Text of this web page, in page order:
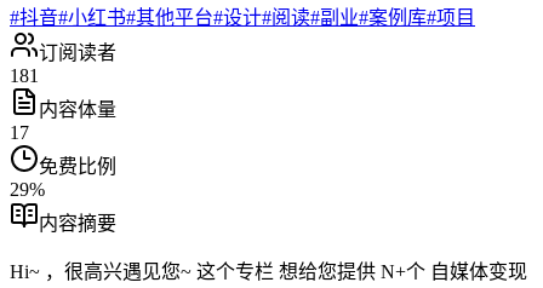
#抖音#小红书#其他平台#设计#阅读#副业#案例库#项目
订阅读者
181
内容体量
17
免费比例
29%
内容摘要
Hi~ ，很高兴遇见您~ 这个专栏 想给您提供 N+个 自媒体变现